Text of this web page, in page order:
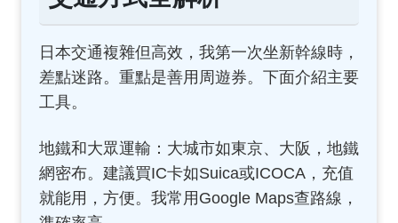
日本交通複雜但高效，我第一次坐新幹線時，
差點迷路。重點是善用周遊券。下面介紹主要
工具。
地鐵和大眾運輸：大城市如東京、大阪，地鐵
網密布。建議買IC卡如Suica或ICOCA，充值
就能用，方便。我常用Google Maps查路線，